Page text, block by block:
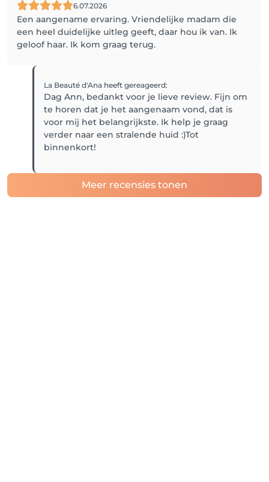
6.07.2026
Een aangename ervaring. Vriendelijke madam die
een heel duidelijke uitleg geeft, daar hou ik van. Ik
geloof haar. Ik kom graag terug.
La Beauté d'Ana heeft gereageerd:
Dag Ann, bedankt voor je lieve review. Fijn om
te horen dat je het aangenaam vond, dat is
voor mij het belangrijkste. Ik help je graag
verder naar een stralende huid :)Tot
binnenkort!
Meer recensies tonen